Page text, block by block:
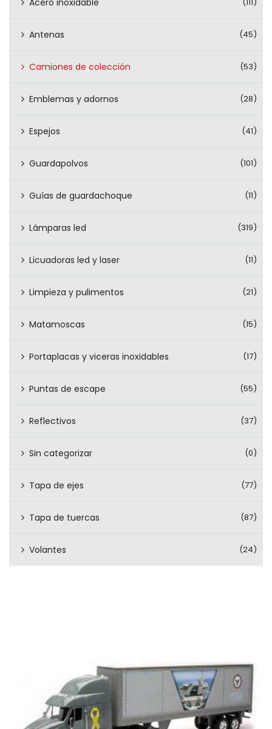
Acero inoxidable
Antenas (45)
Camiones de colección (53)
Emblemas y adornos (28)
Espejos (41)
Guardapolvos (101)
Guías de guardachoque (11)
Lámparas led (319)
Licuadoras led y laser (11)
Limpieza y pulimentos (21)
Matamoscas (15)
Portaplacas y viceras inoxidables (17)
Puntas de escape (55)
Reflectivos (37)
Sin categorizar (0)
Tapa de ejes (77)
Tapa de tuercas (87)
Volantes (24)